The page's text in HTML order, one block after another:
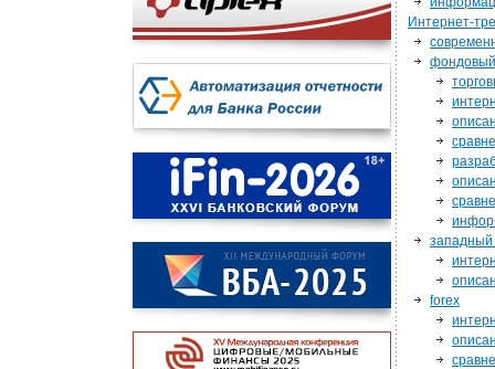
Интернет-
forex